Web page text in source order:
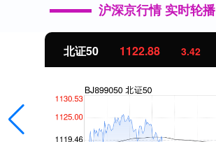
沪深京行情 实时轮播
北证50 1122.88 3.42